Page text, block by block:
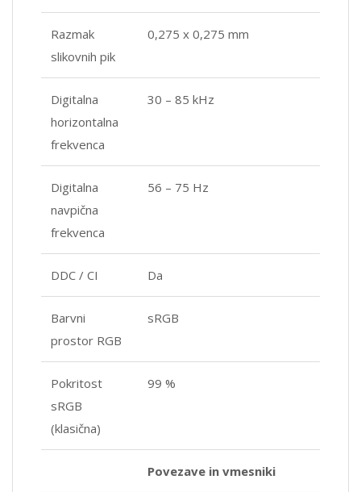
Razmak
slikovnih pik
0,275 x 0,275 mm
Digitalna
horizontalna
frekvenca
30 – 85 kHz
Digitalna
navpična
frekvenca
56 – 75 Hz
DDC / CI Da
Barvni
prostor RGB
sRGB
Pokritost
sRGB
(klasična)
99 %
Povezave in vmesniki